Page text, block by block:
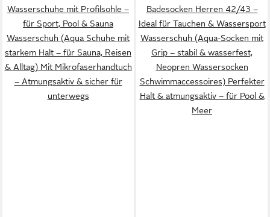
Wasserschuhe mit Profilsohle –
für Sport, Pool & Sauna
Wasserschuh (Aqua Schuhe mit
starkem Halt – für Sauna, Reisen
& Alltag) Mit Mikrofaserhandtuch
– Atmungsaktiv & sicher für
unterwegs
Badesocken Herren 42/43 –
Ideal für Tauchen & Wassersport
Wasserschuh (Aqua-Socken mit
Grip – stabil & wasserfest,
Neopren Wassersocken
Schwimmaccessoires) Perfekter
Halt & atmungsaktiv – für Pool &
Meer